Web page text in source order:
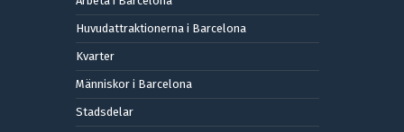
Huvudattraktionerna i Barcelona
Kvarter
Människor i Barcelona
Stadsdelar